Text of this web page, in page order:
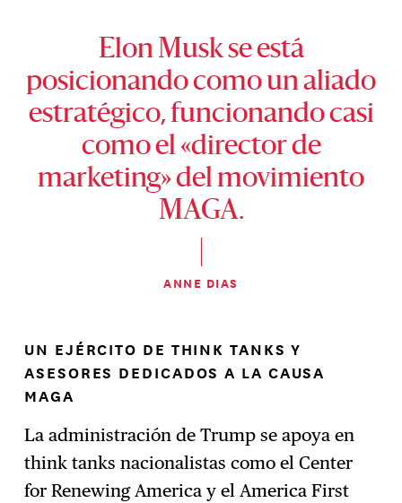
Elon Musk se está
posicionando como un aliado
estratégico, funcionando casi
como el «director de
marketing» del movimiento
MAGA.
ANNE DIAS
UN EJÉRCITO DE THINK TANKS Y
ASESORES DEDICADOS A LA CAUSA
MAGA
La administración de Trump se apoya en
think tanks nacionalistas como el Center
for Renewing America y el America First